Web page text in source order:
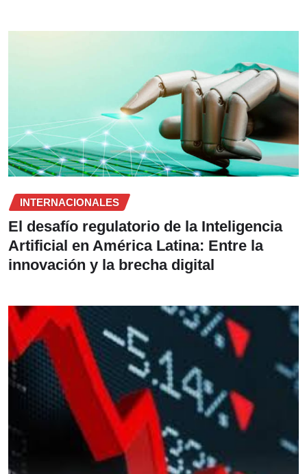
INTERNACIONALES
El desafío regulatorio de la Inteligencia
Artificial en América Latina: Entre la
innovación y la brecha digital